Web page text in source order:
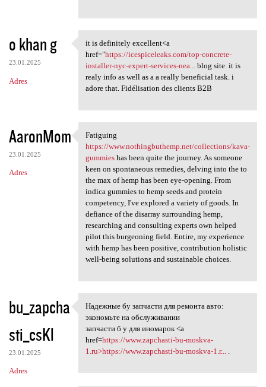
o khan g
23.01.2025
Adres
it is definitely excellent<a
it is definitely excellent<a
href="https://icespiceleaks.com/top-concrete-
installer-nyc-expert-services-nea...blog site. it is
realy info as well as a a really beneficial task. i
adore that. Fidélisation des clients B2B
AaronMom
23.01.2025
Adres
Fatiguing https://www
Fatiguing
https://www.nothingbuthemp.net/collections/kava-
gummieshas been quite the journey. As someone
keen on spontaneous remedies, delving into the to
the max of hemp has been eye-opening. From
indica gummies to hemp seeds and protein
competency, I've explored a variety of goods. In
defiance of the disarray surrounding hemp,
researching and consulting experts own helped
pilot this burgeoning field. Entire, my experience
with hemp has been positive, contribution holistic
well-being solutions and sustainable choices.
bu_zapcha
sti_csKl
23.01.2025
Adres
Надежные бу запчасти для
Надежные бу запчасти для ремонта авто:
экономьте на обслуживании
запчасти б у для иномарок <a
href=https://www.zapchasti-bu-moskva-
1.ru>https://www.zapchasti-bu-moskva-1.r...